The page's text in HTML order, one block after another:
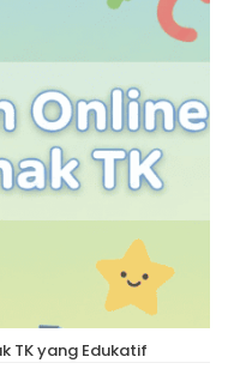
TK yang Edukatif